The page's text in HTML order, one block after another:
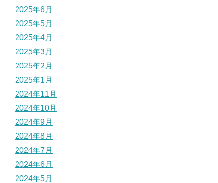
2025年6月
2025年5月
2025年4月
2025年3月
2025年2月
2025年1月
2024年11月
2024年10月
2024年9月
2024年8月
2024年7月
2024年6月
2024年5月